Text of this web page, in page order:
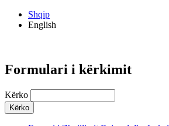
Shqip
English
Formulari i kërkimit
Kërko